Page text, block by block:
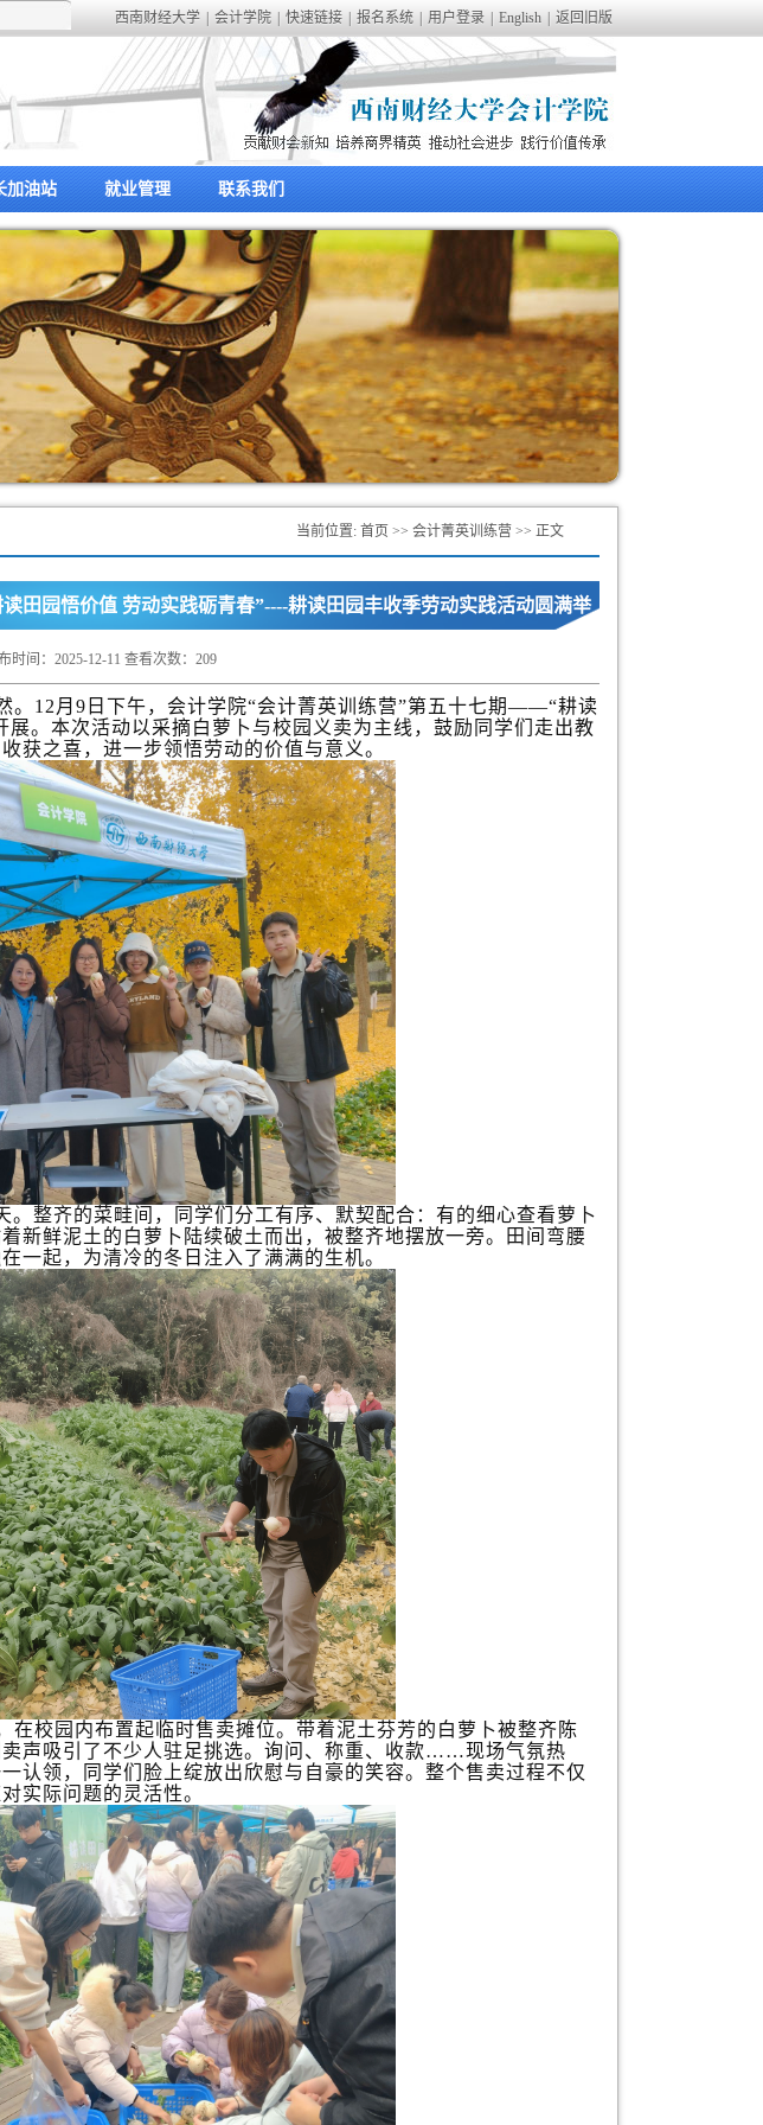
西南财经大学 会计学院 快速链接 报名系统 用户登录 English 返回旧版
加油站 就业管理 联系我们
当前位置: 首页 >> 会计菁英训练营 >> 正文
田园悟价值 劳动实践砺青春”----耕读田园丰收季劳动实践活动圆满举
行
时间：2025-12-11 查看次数： 209
。12月9日下午，会计学院“会计菁英训练营”第五十七期——“耕读
展。本次活动以采摘白萝卜与校园义卖为主线，鼓励同学们走出教
获之喜，进一步领悟劳动的价值与意义。
。整齐的菜畦间，同学们分工有序、默契配合：有的细心查看萝卜
新鲜泥土的白萝卜陆续破土而出，被整齐地摆放一旁。田间弯腰
一起，为清冷的冬日注入了满满的生机。
校园内布置起临时售卖摊位。带着泥土芬芳的白萝卜被整齐陈
声吸引了不少人驻足挑选。询问、称重、收款……现场气氛热
认领，同学们脸上绽放出欣慰与自豪的笑容。整个售卖过程不仅
实际问题的灵活性。